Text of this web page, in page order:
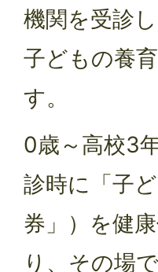
機関を受診
子どもの養
す。
0歳～高校3
診時に「子
券」）を健
り、その場